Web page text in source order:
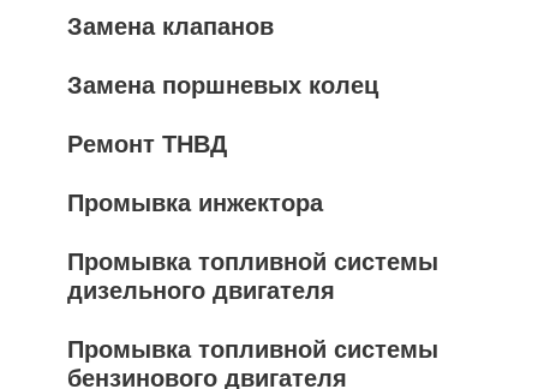
Замена клапанов
Замена поршневых колец
Ремонт ТНВД
Промывка инжектора
Промывка топливной системы
дизельного двигателя
Промывка топливной системы
бензинового двигателя